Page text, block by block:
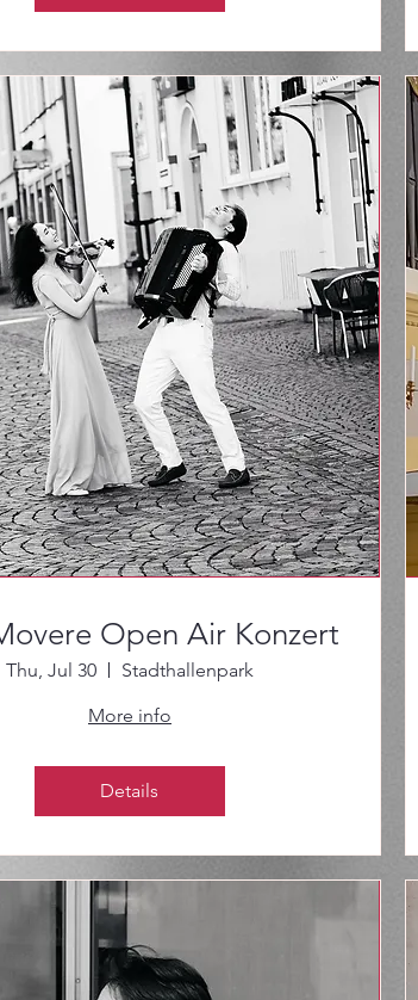
Open Air Konzert
Thu, Jul 30
Stadthallenpark
More info
Details